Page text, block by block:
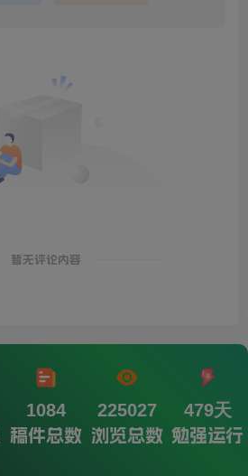
暂无评论内容
1084
稿件总数
225027
浏览总数
479天
勉强运行